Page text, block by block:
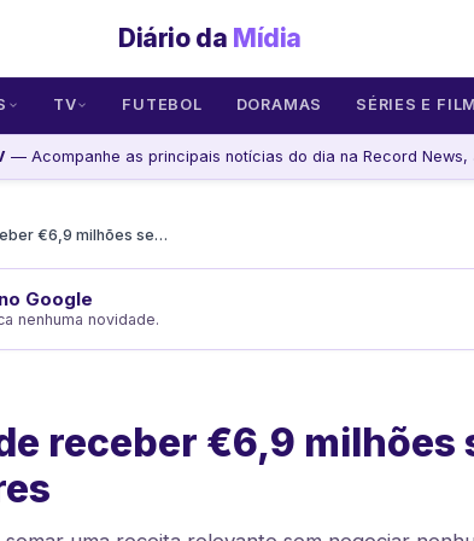
Diário da Mídia
TV FUTEBOL DORAMAS SÉRIES E
— Acompanhe as principais notícias do dia na Record News,
Flamengo pode receber €6,9 milhões sem vender titulares
Google
nenhuma novidade.
receber €6,9 milhões